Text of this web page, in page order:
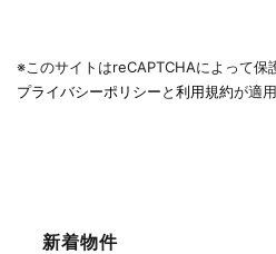
※このサイトはreCAPTCHAによって保
プライバシーポリシーと利用規約が適
新着物件